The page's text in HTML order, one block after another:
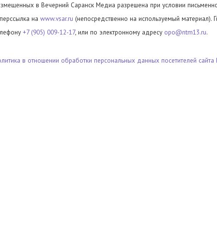
в Вечерний Саранск Медиа разрешена при условии
на www.vsar.ru (непосредственно на используемый материал).
+7 (905) 009-12-17, или по электронному адресу opo@ntm13.ru.
в отношении обработки персональных данных посетителей